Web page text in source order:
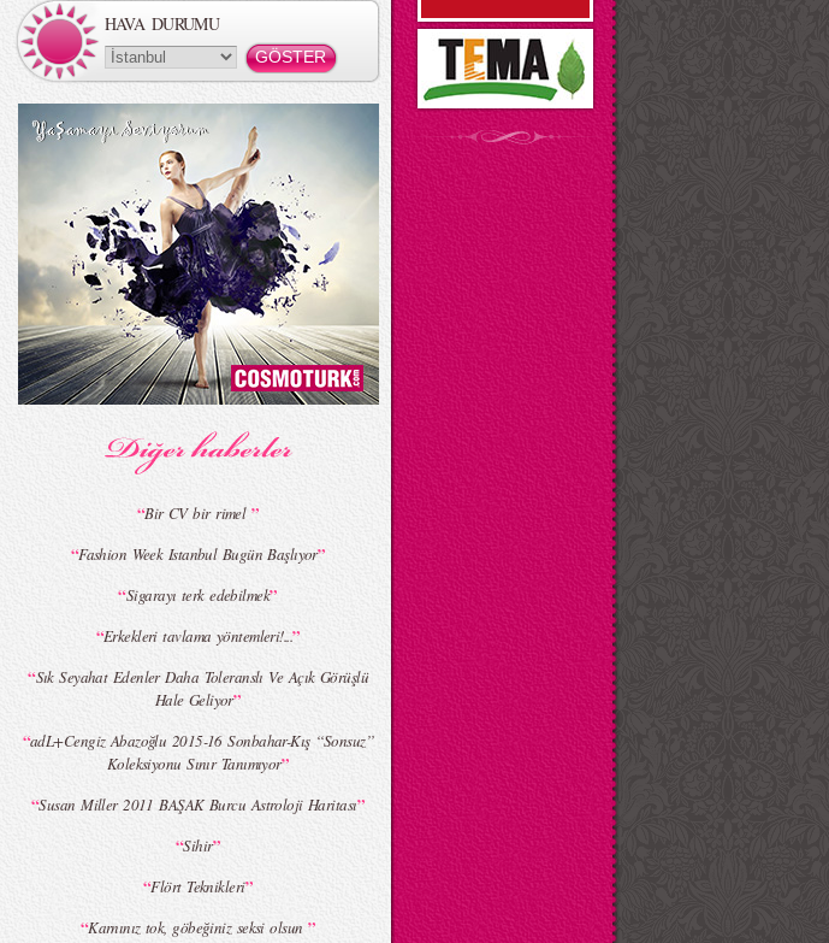
HAVA DURUMU
“Bir CV bir rimel ”
“Fashion Week Istanbul Bugün Başlıyor”
“Sigarayı terk edebilmek”
“Erkekleri tavlama yöntemleri!...”
“Sık Seyahat Edenler Daha Toleranslı Ve Açık Görüşlü
Hale Geliyor”
“adL+Cengiz Abazoğlu 2015-16 Sonbahar-Kış ‘‘Sonsuz’’
Koleksiyonu Sınır Tanımıyor”
“Susan Miller 2011 BAŞAK Burcu Astroloji Haritası”
“Sihir”
“Flört Teknikleri”
“Karnınız tok, göbeğiniz seksi olsun ”